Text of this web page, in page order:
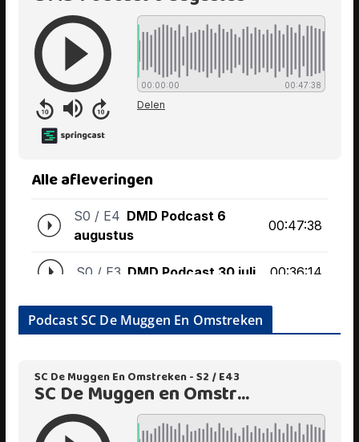
Podcast SC De Muggen En Omstreken